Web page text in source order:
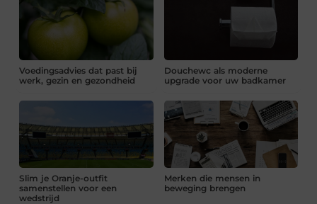
Voedingsadvies dat past bij
werk, gezin en gezondheid
Douchewc als moderne
upgrade voor uw badkamer
Slim je Oranje-outfit
samenstellen voor een
wedstrijd
Merken die mensen in
beweging brengen